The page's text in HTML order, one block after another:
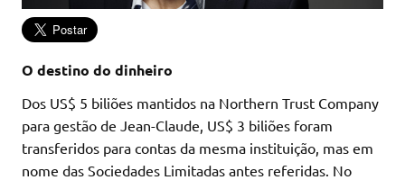
O destino do dinheiro
Dos US$ 5 biliões mantidos na Northern Trust Company
para gestão de Jean-Claude, US$ 3 biliões foram
transferidos para contas da mesma instituição, mas em
nome das Sociedades Limitadas antes referidas. No